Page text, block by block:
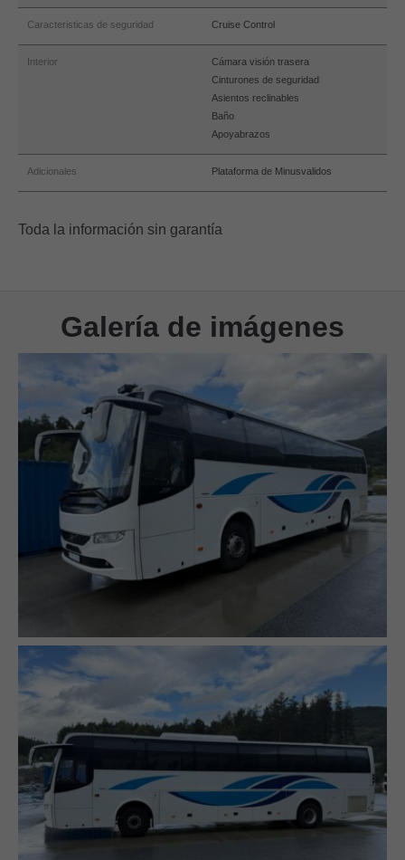
Caracteristicas de seguridad Cruise Control
Interior
Cámara visión trasera
Cinturones de seguridad
Asientos reclinables
Baño
Apoyabrazos
Adicionales Plataforma de Minusvalidos
Toda la información sin garantía
Galería de imágenes